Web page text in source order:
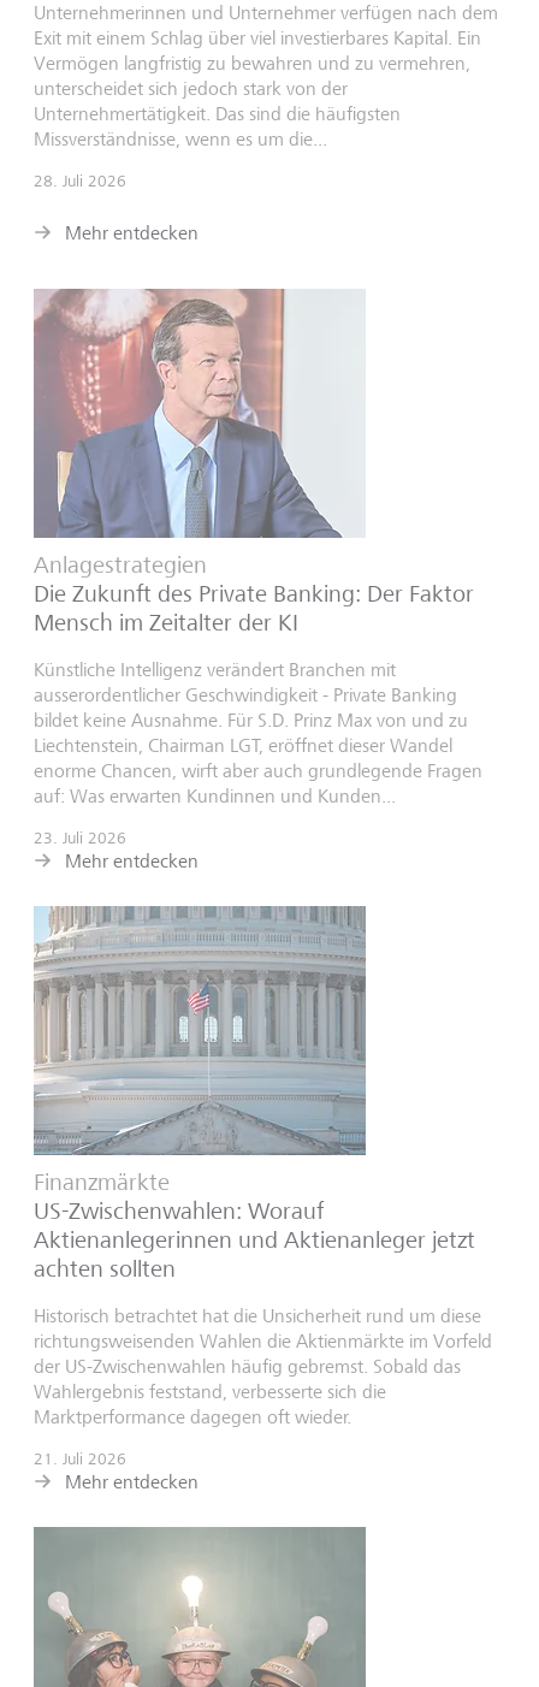
Unternehmerinnen und Unternehmer verfügen nach dem
Exit mit einem Schlag über viel investierbares Kapital. Ein
Vermögen langfristig zu bewahren und zu vermehren,
unterscheidet sich jedoch stark von der
Unternehmertätigkeit. Das sind die häufigsten
Missverständnisse, wenn es um die...
28. Juli 2026
Mehr entdecken
Anlagestrategien
Die Zukunft des Private Banking: Der Faktor
Mensch im Zeitalter der KI
Künstliche Intelligenz verändert Branchen mit
ausserordentlicher Geschwindigkeit - Private Banking
bildet keine Ausnahme. Für S.D. Prinz Max von und zu
Liechtenstein, Chairman LGT, eröffnet dieser Wandel
enorme Chancen, wirft aber auch grundlegende Fragen
auf: Was erwarten Kundinnen und Kunden...
23. Juli 2026
Mehr entdecken
Finanzmärkte
US-Zwischenwahlen: Worauf
Aktienanlegerinnen und Aktienanleger jetzt
achten sollten
Historisch betrachtet hat die Unsicherheit rund um diese
richtungsweisenden Wahlen die Aktienmärkte im Vorfeld
der US-Zwischenwahlen häufig gebremst. Sobald das
Wahlergebnis feststand, verbesserte sich die
Marktperformance dagegen oft wieder.
21. Juli 2026
Mehr entdecken